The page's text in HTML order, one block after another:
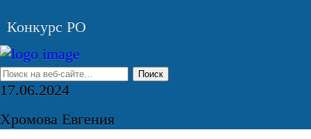
Конкурс РО
17.06.2024
Хромова Евгения